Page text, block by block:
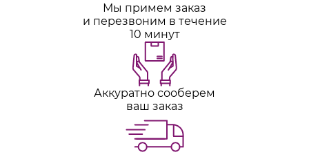
Мы примем заказ
и перезвоним в течение
10 минут
Аккуратно сооберем
ваш заказ